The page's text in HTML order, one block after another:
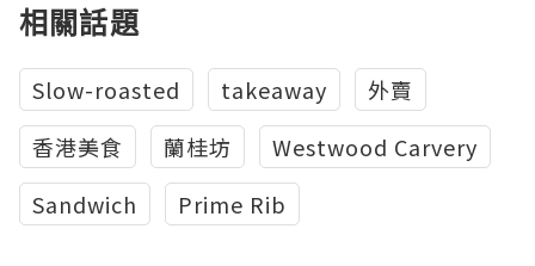
相關話題
Slow-roasted takeaway
外賣
香港美食
蘭桂坊
Westwood Carvery
Sandwich
Prime Rib